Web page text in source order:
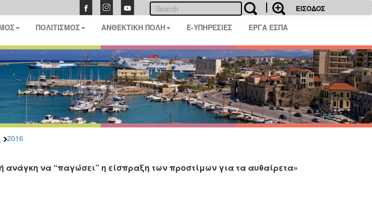
ΕΙΣΟΔΟΣ
ΠΟΛΙΤΙΣΜΟΣ ΑΝΘΕΚΤΙΚΗ ΠΟΛΗ E-ΥΠΗΡΕΣΙΕΣ ΕΡΓΑ ΕΣΠΑ
2016
ανάγκη να “παγώσει” η είσπραξη των προστίμων για τα αυθαίρετα»